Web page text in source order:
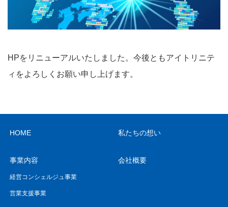
HPをリニューアルいたしました。 今後ともアイトリニテ
ィをよろしくお願い申し上げます。
HOME 私たちの想い
事業内容
経営コンシェルジュ事業
営業支援事業
会社概要